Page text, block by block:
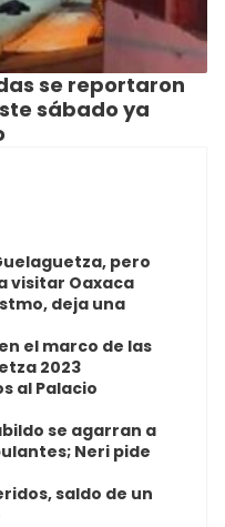
se reportaron
sábado ya
pero
visitar Oaxaca
deja una
el marco de las
2023
al Palacio
se agarran a
Neri pide
saldo de un